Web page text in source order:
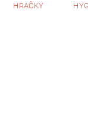
HRAČKY